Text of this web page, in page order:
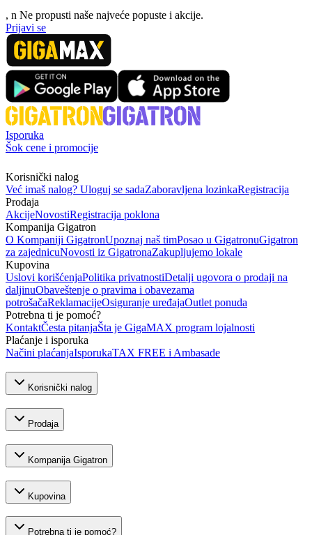
, n Ne propusti naše najveće popuste i akcije.
Prijavi se
Isporuka
Šok cene i promocije
Korisnički nalog
Već imaš nalog? Uloguj se sadaZaboravljena lozinkaRegistracija
Prodaja
AkcijeNovostiRegistracija poklona
Kompanija Gigatron
O Kompaniji GigatronUpoznaj naš timPosao u GigatronuGigatron
za zajednicuNovosti iz GigatronaZakupljujemo lokale
Kupovina
Uslovi korišćenjaPolitika privatnostiDetalji ugovora o prodaji na
daljinuObaveštenje o pravima i obavezama
potrošačaReklamacijeOsiguranje uređajaOutlet ponuda
Potrebna ti je pomoć?
KontaktČesta pitanjaŠta je GigaMAX program lojalnosti
Plaćanje i isporuka
Načini plaćanjaIsporukaTAX FREE i Ambasade
Korisnički nalog
Prodaja
Kompanija Gigatron
Kupovina
Potrebna ti je pomoć?